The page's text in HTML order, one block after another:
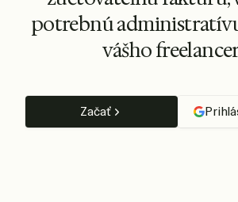
potrebnú
vášho
Začať